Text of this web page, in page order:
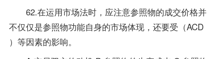
62.在运用市场法时，应注意参照物的成交价格并
不仅仅是参照物功能自身的市场体现，还要受（ACD
）等因素的影响。